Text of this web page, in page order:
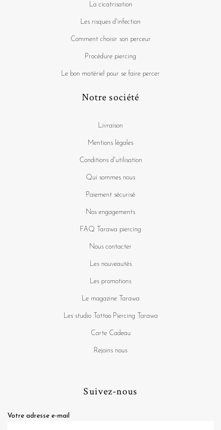
La cicatrisation
Les risques d'infection
Comment choisir son perceur
Procédure piercing
Le bon matériel pour se faire percer
Notre société
Livraison
Mentions légales
Conditions d'utilisation
Qui sommes nous
Paiement sécurisé
Nos engagements
FAQ Tarawa piercing
Nous contacter
Les nouveautés
Les promotions
Le magazine Tarawa
Les studio Tattoo Piercing Tarawa
Carte Cadeau
Rejoins nous
Suivez-nous
Votre adresse e-mail